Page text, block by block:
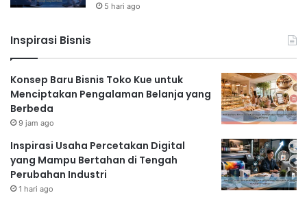
5 hari ago
Inspirasi Bisnis
Konsep Baru Bisnis Toko Kue untuk
Menciptakan Pengalaman Belanja yang
Berbeda
9 jam ago
Inspirasi Usaha Percetakan Digital
yang Mampu Bertahan di Tengah
Perubahan Industri
1 hari ago